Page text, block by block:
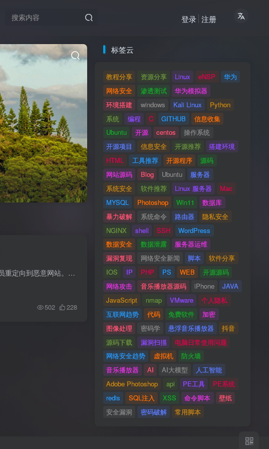
登录 注册
eSentire 研究人员设计了一种名为 Wiki-Slack 攻击的新攻击技术，可用于将业务专业人员重定向到恶意网站。攻击者在维基百科中选择潜在受害者可能感兴趣的主题，然后他们将转到维基百科条目的第...
502 228
标签云
教程分享 资源分享 Linux eNSP
华为
网络安全
渗透测试
华为模拟器
环境搭建
windows Kali Linux
Python
系统
编程 C GITHUB
信息收集
Ubuntu
开源 centos
操作系统
开源项目
信息安全 开源推荐
搭建环境
HTML
工具推荐 开源程序
源码
网站源码
Blog Ubuntu
服务器
系统安全
软件推荐 Linux 服务器
Mac
MYSQL
Photoshop Win11
数据库
暴力破解
系统命令 路由器
隐私安全
NGINX
shell SSH
WordPress
数据安全
数据泄露
服务器运维
漏洞复现
网络安全新闻 脚本
软件分享
IOS
IP PHP PS WEB
开源源码
网络攻击
音乐播放器源码 iPhone
JAVA
JavaScript
nmap VMware
个人隐私
互联网趋势
代码 免费软件
加密
图像处理
密码学 悬浮音乐播放器
抖音
源码下载
漏洞扫描
电脑日常使用问题
网络安全趋势
虚拟机
防火墙
音乐播放器
AI AI大模型
人工智能
Adobe Photoshop
api PE工具
PE系统
redis
SQL注入 XSS 命令脚本
壁纸
安全漏洞
密码破解 常用脚本